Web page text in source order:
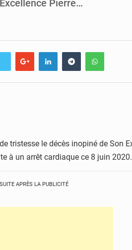
Pierre…
tristesse le décès inopiné de Son
à un arrêt cardiaque ce 8 juin 2020.
APRÈS LA PUBLICITÉ